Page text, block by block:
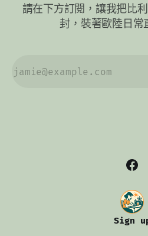
請在下方訂閱，讓我把比
封，裝著歐陸日
Sign